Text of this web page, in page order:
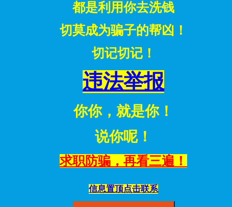
都是利用你去洗钱
切莫成为骗子的帮凶！
切记切记！
违法举报
你你，就是你！
说你呢！
求职防骗，再看三遍！
信息置顶点击联系